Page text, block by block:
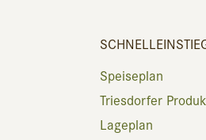
Speiseplan
Triesdorfer
Lageplan